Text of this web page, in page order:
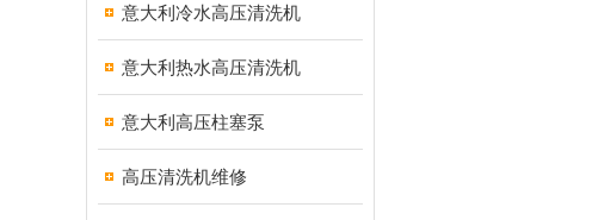
意大利冷水高压清洗机
意大利热水高压清洗机
意大利高压柱塞泵
高压清洗机维修